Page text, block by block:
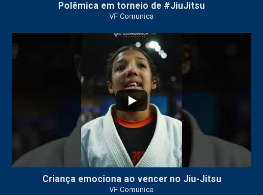
Polêmica em torneio de #JiuJitsu
VF Comunica
Criança emociona ao vencer no Jiu-Jitsu
VF Comunica